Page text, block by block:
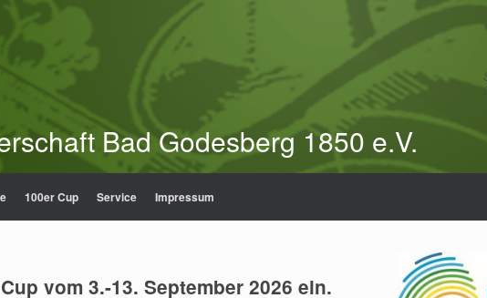
Bad Godesberg 1850 e.V.
100er Cup Service Impressum
vom 3.-13. September 2026 ein.